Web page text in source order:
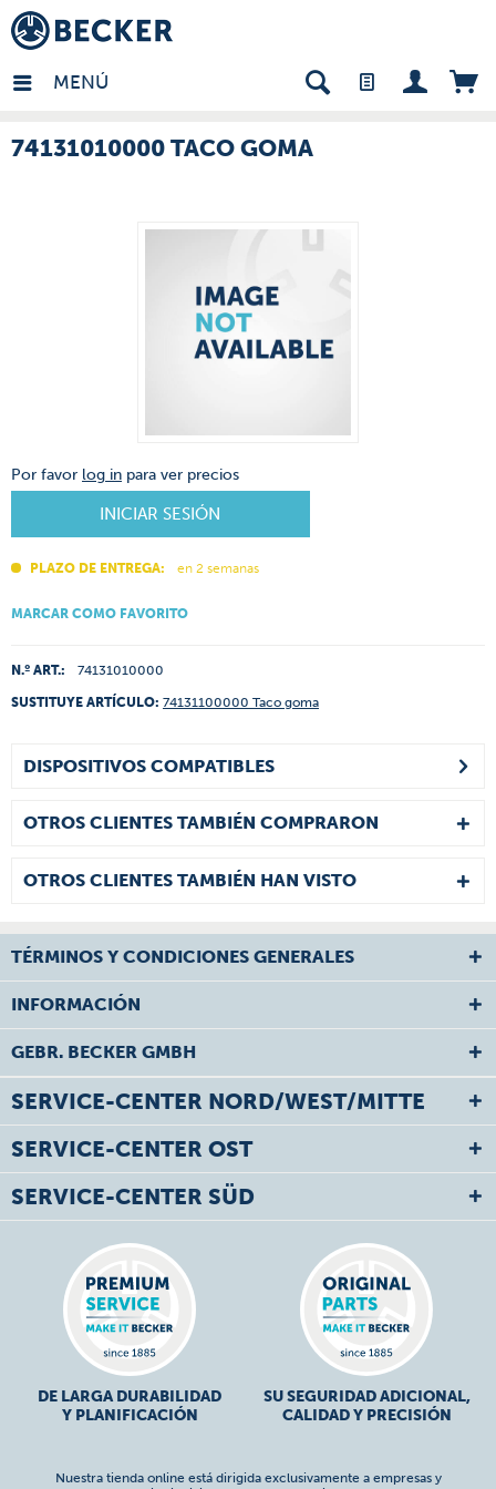
MENÚ
- ES
74131010000 TACO GOMA
Por favor log in para ver precios
INICIAR SESIÓN
PLAZO DE ENTREGA: en 2 semanas
MARCAR COMO FAVORITO
N.º ART.: 74131010000
SUSTITUYE ARTÍCULO: 74131100000 Taco goma
DISPOSITIVOS COMPATIBLES
OTROS CLIENTES TAMBIÉN COMPRARON
OTROS CLIENTES TAMBIÉN HAN VISTO
TÉRMINOS Y CONDICIONES GENERALES
INFORMACIÓN
GEBR. BECKER GMBH
SERVICE-CENTER NORD/WEST/MITTE
SERVICE-CENTER OST
SERVICE-CENTER SÜD
DE LARGA DURABILIDAD
Y PLANIFICACIÓN
SU SEGURIDAD ADICIONAL,
CALIDAD Y PRECISIÓN
Nuestra tienda online está dirigida exclusivamente a empresas y